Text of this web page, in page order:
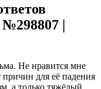
№298807 |
Не нравится мне
причин для её падения
,а только тяжёлый